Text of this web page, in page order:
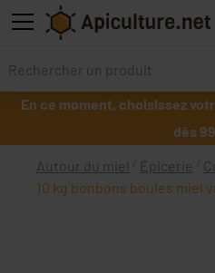
Skip to main content
En ce moment, choisissez
dès
Autour du miel Épicerie
10 kg bonbons boules miel